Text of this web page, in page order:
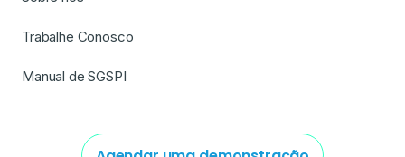
Trabalhe Conosco
Manual de SGSPI